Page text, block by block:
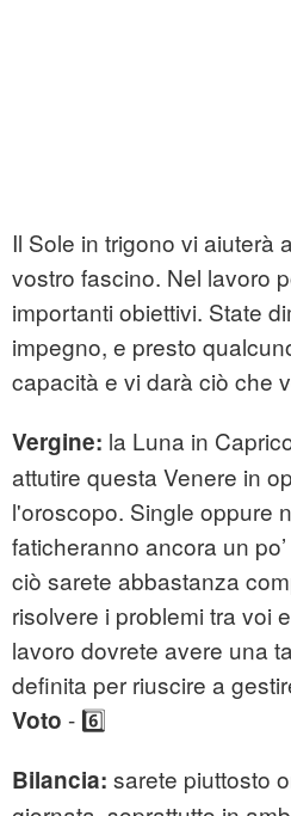
Il Sole in trigono vi aiuterà
vostro fascino. Nel lavoro
importanti obiettivi. State
impegno, e presto
capacità e vi darà ciò che
Vergine: la Luna in
attutire questa Venere in
l'oroscopo. Single oppure
faticheranno ancora un
ciò sarete abbastanza
risolvere i problemi tra voi
lavoro dovrete avere una
definita per riuscire a
Voto - 6️⃣
Bilancia: sarete piuttosto